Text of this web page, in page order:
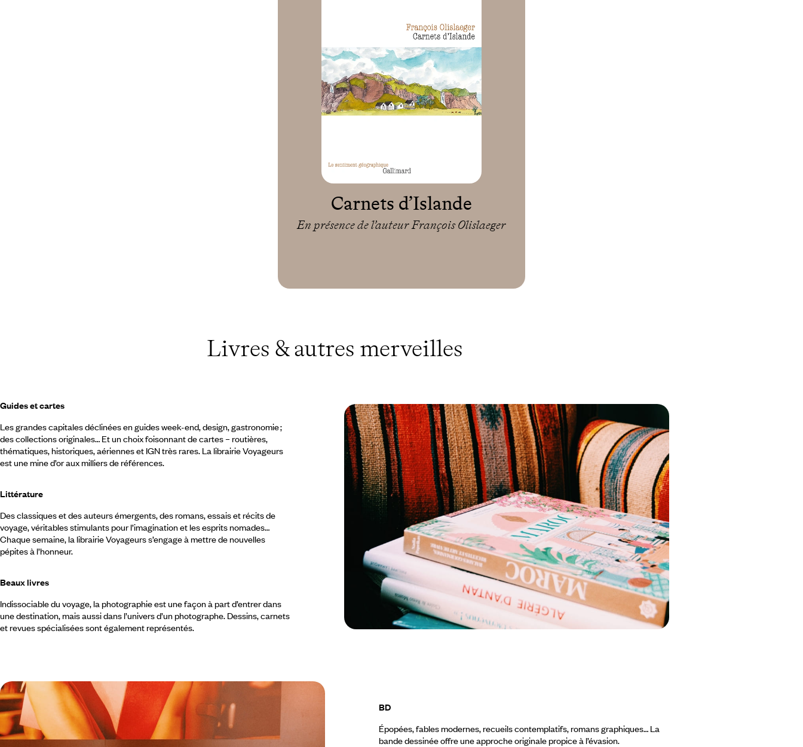
Carnets d’Islande
En présence de l’auteur François Olislaeger
Livres & autres merveilles
Guides et cartes
Les grandes capitales déclinées en guides week-end, design, gastronomie ;
des collections originales… Et un choix foisonnant de cartes – routières,
thématiques, historiques, aériennes et IGN très rares. La librairie Voyageurs
est une mine d’or aux milliers de références.
Littérature
Des classiques et des auteurs émergents, des romans, essais et récits de
voyage, véritables stimulants pour l’imagination et les esprits nomades…
Chaque semaine, la librairie Voyageurs s’engage à mettre de nouvelles
pépites à l’honneur.
Beaux livres
Indissociable du voyage, la photographie est une façon à part d’entrer dans
une destination, mais aussi dans l’univers d’un photographe. Dessins, carnets
et revues spécialisées sont également représentés.
BD
Épopées, fables modernes, recueils contemplatifs, romans graphiques… La
bande dessinée offre une approche originale propice à l’évasion.